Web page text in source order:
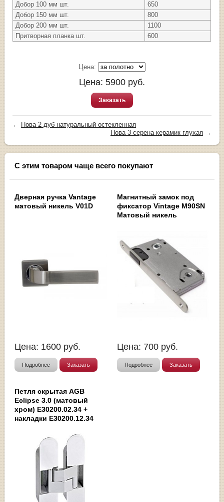
Добор 100 мм шт.
650
Добор 150 мм шт.
800
Добор 200 мм шт.
1100
Притворная планка шт.
600
Цена:
Цена: 5900 руб.
Заказать
← Нова 2 дуб натуральный остекленная
Нова 3 серена керамик глухая→
С этим товаром чаще всего покупают
Дверная ручка Vantage
матовый никель V01D
Цена: 1600 руб.
Подробнее Заказать
Магнитный замок под
фиксатор Vintage M90SN
Матовый никель
Цена: 700 руб.
Подробнее Заказать
Петля скрытая AGB
Eclipse 3.0 (матовый
хром) E30200.02.34 +
накладки E30200.12.34